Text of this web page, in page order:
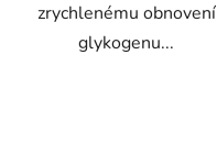
zrychlenému obnovení
glykogenu...